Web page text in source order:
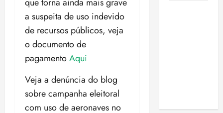
a suspeita de uso indevido
de recursos públicos, veja
o documento de
pagamentoAqui
Veja a denúncia do blog
sobre campanha eleitoral
com uso de aeronaves no